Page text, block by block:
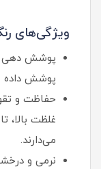
ویژگی‌های
پوشش دهی
پوشش داده
حفاظت و
غلظت بالا،
می‌دارند.
نرمی و